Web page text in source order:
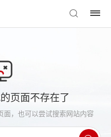
页面不存在了
面，也可以尝试搜索网站内容